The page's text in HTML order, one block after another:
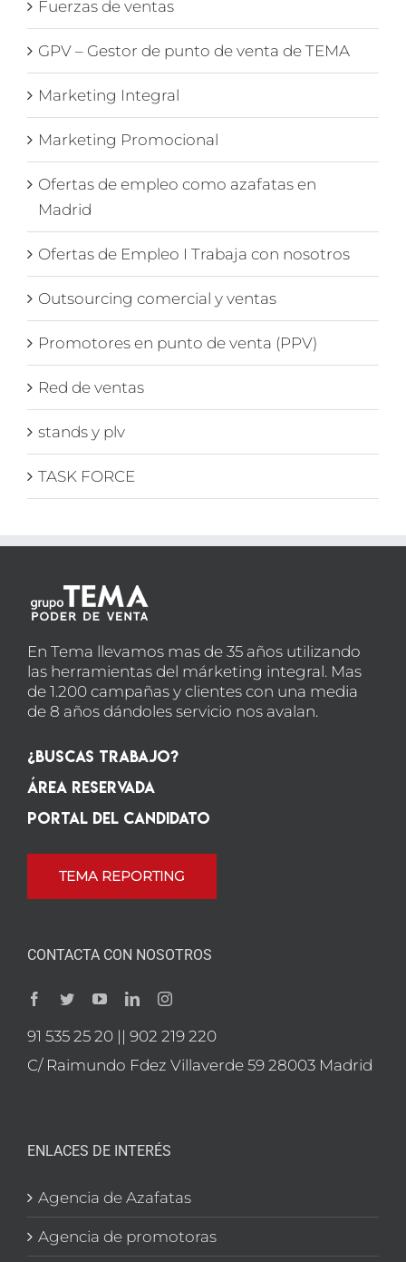
Fuerzas de ventas
GPV – Gestor de punto de venta de TEMA
Marketing Integral
Marketing Promocional
Ofertas de empleo como azafatas en
Madrid
Ofertas de Empleo I Trabaja con nosotros
Outsourcing comercial y ventas
Promotores en punto de venta (PPV)
Red de ventas
stands y plv
TASK FORCE
En Tema llevamos mas de 35 años utilizando
las herramientas del márketing integral. Mas
de 1.200 campañas y clientes con una media
de 8 años dándoles servicio nos avalan.
¿Buscas Trabajo?
Área Reservada
Portal del candidato
TEMA REPORTING
CONTACTA CON NOSOTROS
91 535 25 20 || 902 219 220
C/ Raimundo Fdez Villaverde 59 28003 Madrid
ENLACES DE INTERÉS
Agencia de Azafatas
Agencia de promotoras